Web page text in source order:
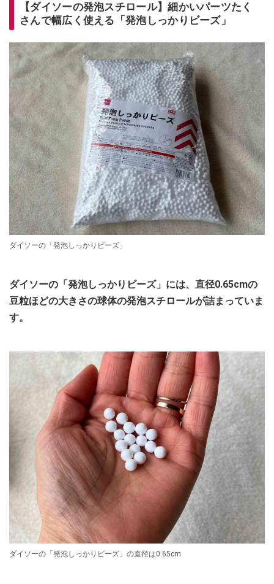
【ダイソーの発泡スチロール】細かいパーツたく
さんで幅広く使える「発泡しっかりビーズ」
ダイソーの「発泡しっかりビーズ」
ダイソーの「発泡しっかりビーズ」には、直径0.65cmの
豆粒ほどの大きさの球体の発泡スチロールが詰まっていま
す。
ダイソーの「発泡しっかりビーズ」の直径は0.65cm